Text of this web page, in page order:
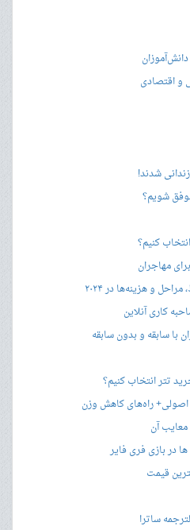
و اقتصادی
شدند!
شویم؟
کنیم؟
مهاجران
و هزینه‌ها در ۲۰۲۴
سابقه و بدون سابقه
تتر انتخاب کنیم؟
راه‌های کاهش وزن
در بازی فری فایر
قیمت
ساترا